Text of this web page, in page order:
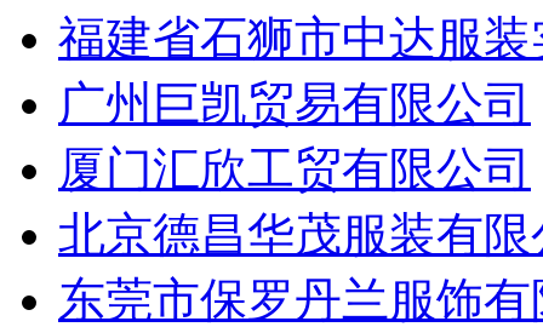
福建省石狮市中达服
广州巨凯贸易有限公司
厦门汇欣工贸有限公司
北京德昌华茂服装有限
东莞市保罗丹兰服饰